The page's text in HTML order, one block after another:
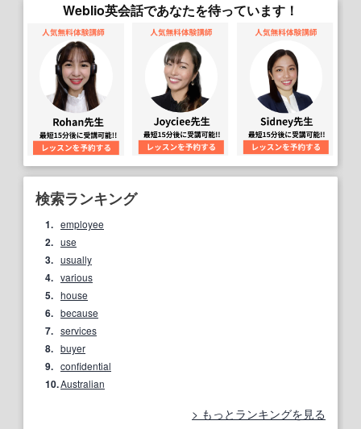
Weblio英会話であなたを待っています！
検索ランキング
1. employee
2. use
3. usually
4. various
5. house
6. because
7. services
8. buyer
9. confidential
10.Australian
もっとランキングを見る